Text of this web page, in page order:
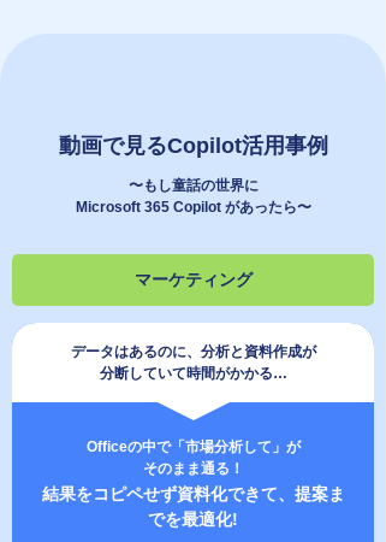
動画で見るCopilot活用事例
〜もし童話の世界に
Microsoft 365 Copilot があったら〜
マーケティング
データはあるのに、分析と資料作成が
分断していて時間がかかる…
Officeの中で「市場分析して」が
そのまま通る！
結果をコピペせず資料化できて、提案ま
でを最適化!